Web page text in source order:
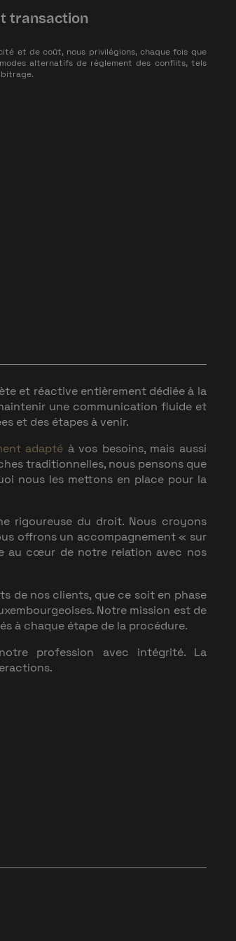
transaction
et de coût, nous privilégions, chaque fois que
alternatifs de règlement des conflits, tels
et réactive entièrement dédiée à la
une communication fluide et
et des étapes à venir.
adapté à vos besoins, mais aussi
traditionnelles, nous pensons que
nous les mettons en place pour la
rigoureuse du droit. Nous croyons
offrons un accompagnement « sur
au cœur de notre relation avec nos
de nos clients, que ce soit en phase
Notre mission est de
à chaque étape de la procédure.
profession avec intégrité. La